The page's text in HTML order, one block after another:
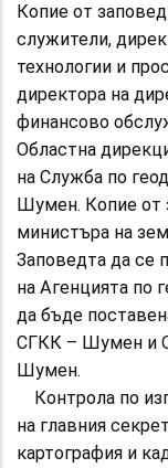
Копие от
служители,
технологии и
директора на
финансово
Областна
на Служба по
Шумен. Копие от
министъра на
Заповедта да се
на Агенцията по
да бъде
СГКК – Шумен и
Шумен.
Контрола по
на главния
картография и